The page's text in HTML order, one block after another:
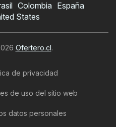
Colombia España
States
Ofertero.cl.
de privacidad
de uso del sitio web
datos personales